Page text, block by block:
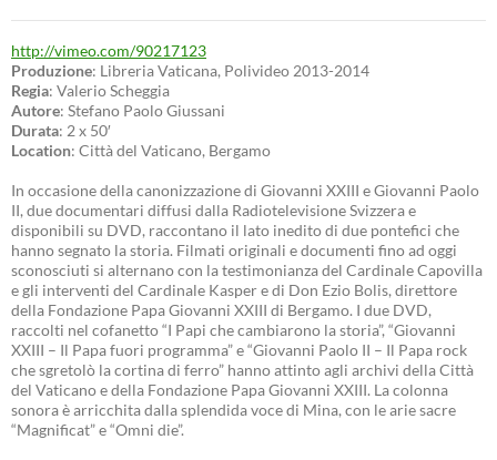
http://vimeo.com/90217123
Produzione: Libreria Vaticana, Polivideo 2013-2014
Regia: Valerio Scheggia
Autore: Stefano Paolo Giussani
Durata: 2 x 50′
Location: Città del Vaticano, Bergamo
In occasione della canonizzazione di Giovanni XXIII e Giovanni Paolo
II, due documentari diffusi dalla Radiotelevisione Svizzera e
disponibili su DVD, raccontano il lato inedito di due pontefici che
hanno segnato la storia. Filmati originali e documenti fino ad oggi
sconosciuti si alternano con la testimonianza del Cardinale Capovilla
e gli interventi del Cardinale Kasper e di Don Ezio Bolis, direttore
della Fondazione Papa Giovanni XXIII di Bergamo. I due DVD,
raccolti nel cofanetto “I Papi che cambiarono la storia”, “Giovanni
XXIII – Il Papa fuori programma” e “Giovanni Paolo II – Il Papa rock
che sgretolò la cortina di ferro” hanno attinto agli archivi della Città
del Vaticano e della Fondazione Papa Giovanni XXIII. La colonna
sonora è arricchita dalla splendida voce di Mina, con le arie sacre
“Magnificat” e “Omni die”.